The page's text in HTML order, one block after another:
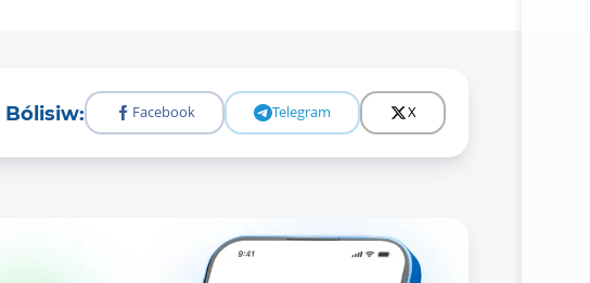
Bólisiw: Facebook Telegram X